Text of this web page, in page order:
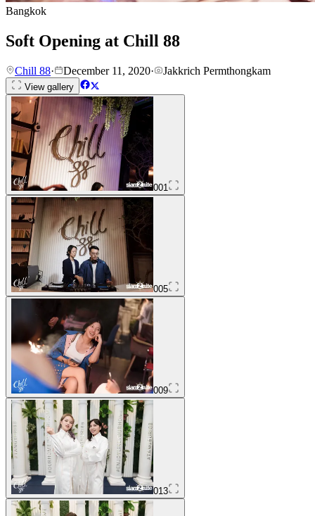
Bangkok
Soft Opening at Chill 88
Chill 88· December 11, 2020· Jakkrich Permthongkam
View gallery
001
005
009
013